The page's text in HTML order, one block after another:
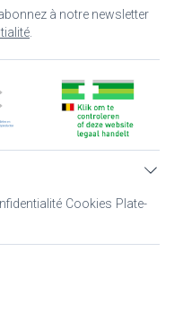
à notre newsletter
Cookies Plate-